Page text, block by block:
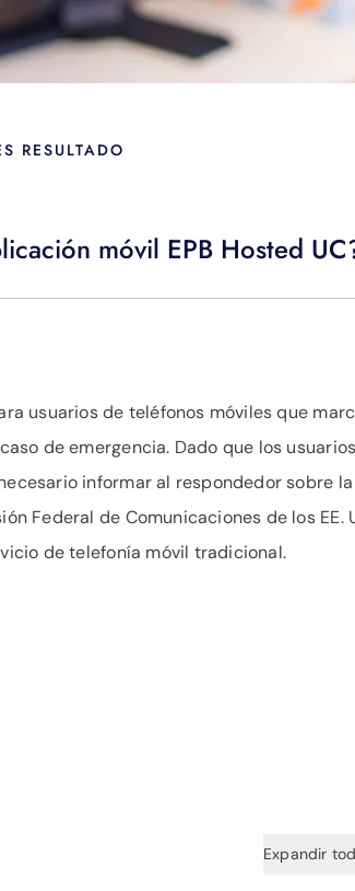
RESULTADO
móvil EPB Hosted
usuarios de teléfonos móviles que
de emergencia. Dado que los
informar al respondedor sobre la
Federal de Comunicaciones de los EE.
de telefonía móvil tradicional.
Expandir